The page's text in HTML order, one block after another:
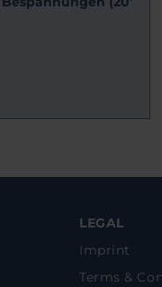
LEGAL
Imprint
Terms &